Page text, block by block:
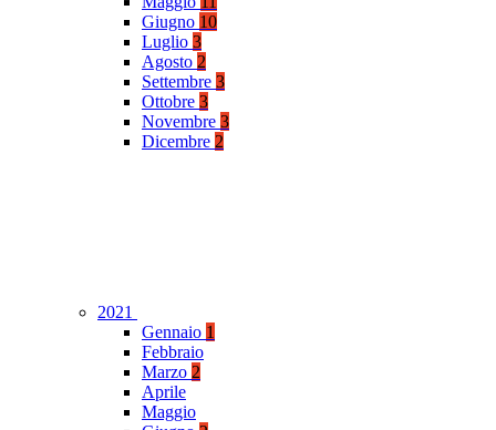
Giugno 10
Luglio 3
Agosto 2
Settembre 3
Ottobre 3
Novembre 3
Dicembre 2
2021
Gennaio 1
Febbraio
Marzo 2
Aprile
Maggio